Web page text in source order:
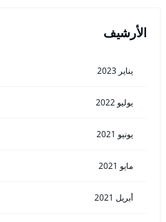
الأرشيف
يناير 2023
يوليو 2022
يونيو 2021
مايو 2021
أبريل 2021